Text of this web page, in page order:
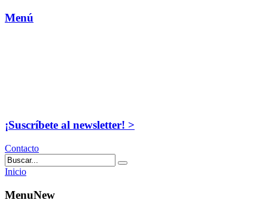
Menú
¡Suscríbete al newsletter! >
Contacto
Inicio
MenuNew